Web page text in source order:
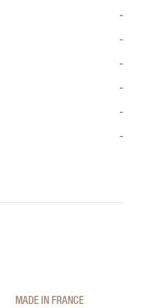
-
-
-
-
-
-
MADE IN FRANCE